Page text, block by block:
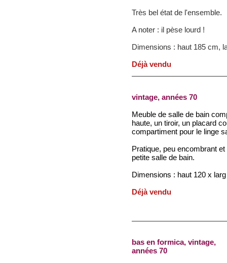
Très bel état de l'ensemble.
A noter : il pèse lourd !
Dimensions : haut 185 cm,
Déjà vendu
vintage, années 70
Meuble de salle de bain
haute, un tiroir, un placard
compartiment pour le linge
Pratique, peu encombrant
petite salle de bain.
Dimensions : haut 120 x
Déjà vendu
bas en formica, vintage,
années 70